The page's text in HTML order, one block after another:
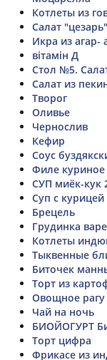
Котлеты из
Салат "цезарь"
Икра из агар-
вітамін Д
Стол №5.
Салат из
Творог
Оливье
Чернослив
Кефир
Соус
Филе
СУП миёк-кук
Суп с курицей
Брецель
Грудинка
Котлеты
Тыквенные
Биточек
Торт из
Овощное
Чай на ночь
БИОЙОГУРТ
Торт цифра
Фрикасе из